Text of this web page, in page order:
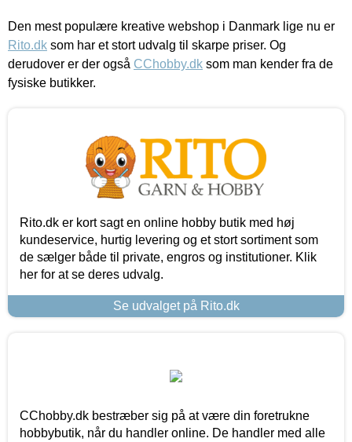
Den mest populære kreative webshop i Danmark lige nu er
Rito.dk som har et stort udvalg til skarpe priser. Og
derudover er der også CChobby.dk som man kender fra de
fysiske butikker.
Rito.dk er kort sagt en online hobby butik med høj
kundeservice, hurtig levering og et stort sortiment som
de sælger både til private, engros og institutioner. Klik
her for at se deres udvalg.
Se udvalget på Rito.dk
CChobby.dk bestræber sig på at være din foretrukne
hobbybutik, når du handler online. De handler med alle